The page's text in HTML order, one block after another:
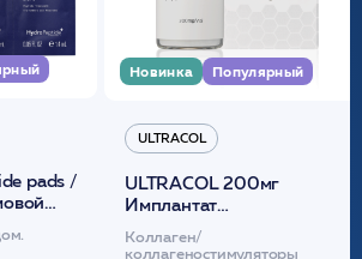
pads /
Новинка Популярный
ULTRACOL
ULTRACOL 200мг
Имплантат
внутридермальный,
стерильный на основе
Коллаген/
коллагеностимуляторы